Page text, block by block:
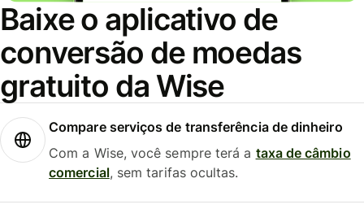
Baixe o aplicativo de
conversão de moedas
gratuito da Wise
Compare serviços de transferência de dinheiro
Com a Wise, você sempre terá a taxa de câmbio
comercial, sem tarifas ocultas.